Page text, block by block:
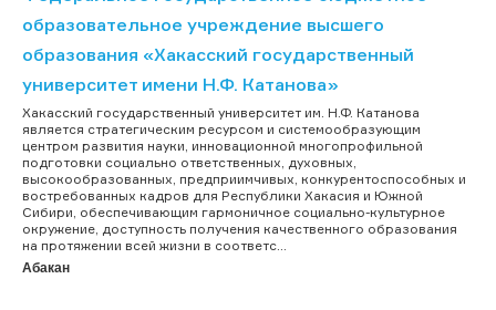
образовательное учреждение высшего
образования «Хакасский государственный
университет имени Н.Ф. Катанова»
Хакасский государственный университет им. Н.Ф. Катанова
является стратегическим ресурсом и системообразующим
центром развития науки, инновационной многопрофильной
подготовки социально ответственных, духовных,
высокообразованных, предприимчивых, конкурентоспособных и
востребованных кадров для Республики Хакасия и Южной
Сибири, обеспечивающим гармоничное социально-культурное
окружение, доступность получения качественного образования
на протяжении всей жизни в соответс...
Абакан